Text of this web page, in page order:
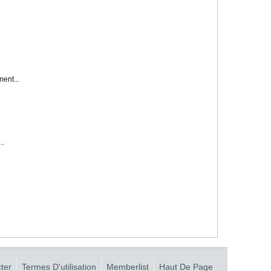
Termes D'utilisation Memberlist Haut De Page